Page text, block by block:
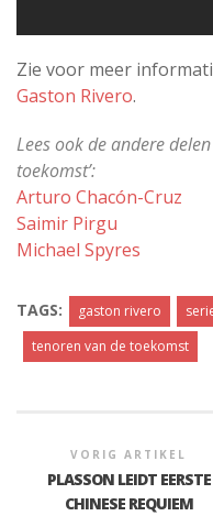
Zie voor meer
Gaston Rivero.
Lees ook de andere
toekomst’:
Arturo Chacón-Cruz
Saimir Pirgu
Michael Spyres
TAGS: gaston rivero
tenoren van de toekomst
VORIG ARTIKEL
PLASSON LEIDT EERSTE
CHINESE REQUIEM